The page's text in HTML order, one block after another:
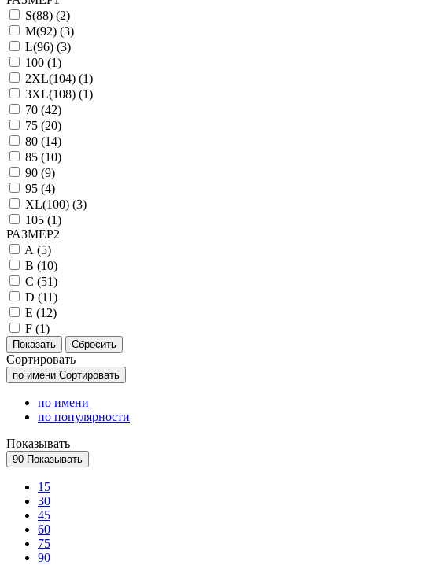
S(88) (2)
M(92) (3)
L(96) (3)
100 (1)
2XL(104) (1)
3XL(108) (1)
70 (42)
75 (20)
80 (14)
85 (10)
90 (9)
95 (4)
XL(100) (3)
105 (1)
РАЗМЕР2
A (5)
B (10)
C (51)
D (11)
E (12)
F (1)
Сортировать
по имени Сортировать
по имени
по популярности
Показывать
90 Показывать
15
30
45
60
75
90